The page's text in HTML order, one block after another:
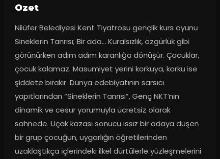
Ozet
Nilüfer Belediyesi Kent Tiyatrosu gençlik kurs oyunu
Sineklerin Tanrısı; Bir ada… Kuralsızlık, özgürlük gibi
görünürken adım adım karanlığa dönüşür. Çocuklar,
çocuk kalamaz. Masumiyet yerini korkuya, korku ise
şiddete bırakır. Dünya edebiyatının sarsıcı
yapıtlarından “Sineklerin Tanrısı”, Genç NKT’nin
dinamik ve cesur yorumuyla ücretsiz olarak
sahnede. Uçak kazası sonucu ıssız bir adaya düşen
bir grup çocuğun, uygarlığın öğretilerinden
uzaklaştıkça içlerindeki ilkel dürtülerle yüzleşmelerini